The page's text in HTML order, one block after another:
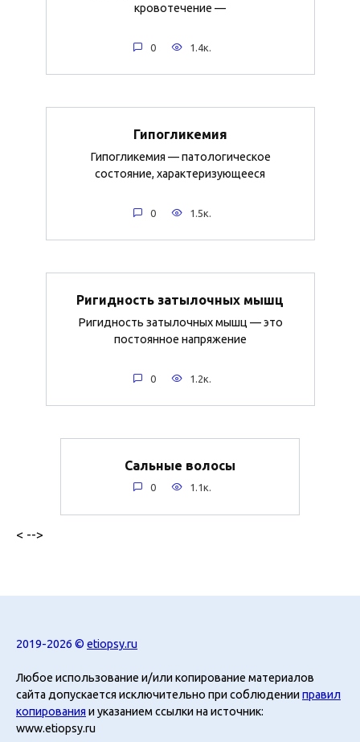
кровотечение —
0 1.4к.
Гипогликемия
Гипогликемия — патологическое
состояние, характеризующееся
0 1.5к.
Ригидность затылочных мышц
Ригидность затылочных мышц — это
постоянное напряжение
0 1.2к.
Сальные волосы
0 1.1к.
< -->
2019-2026 © etiopsy.ru
Любое использование и/или копирование материалов
сайта допускается исключительно при соблюденииправил
копирования и указанием ссылки на источник:
www.etiopsy.ru